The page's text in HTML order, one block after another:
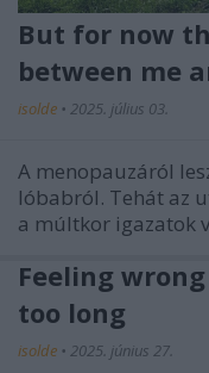
But for now
between me
isolde • 2025. július 03.
A menopauzáról
lóbabról. Tehát az
a múltkor igazatok
Feeling
too long
isolde • 2025. június 27.